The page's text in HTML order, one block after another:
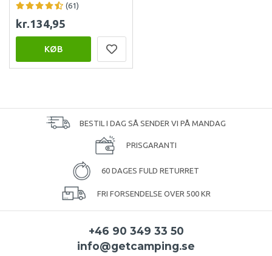
(61)
kr.134,95
KØB
BESTIL I DAG SÅ SENDER VI PÅ MANDAG
PRISGARANTI
60 DAGES FULD RETURRET
FRI FORSENDELSE OVER 500 KR
+46 90 349 33 50
info@getcamping.se